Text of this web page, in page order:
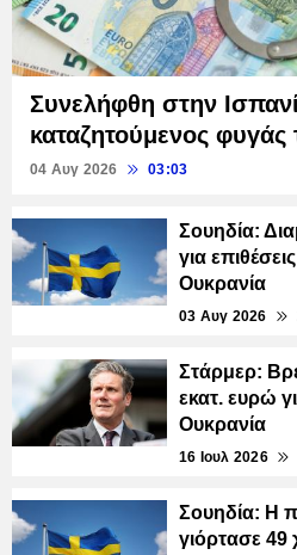
Συνελήφθη στην
καταζητούμενος φυγάς
04 Αυγ 2026 03:03
Σουηδία:
για
Ουκρανία
03 Αυγ 2026
Στάρμερ:
εκατ. ευρώ
Ουκρανία
16 Ιουλ 2026
Σουηδία: Η
γιόρτασε 49